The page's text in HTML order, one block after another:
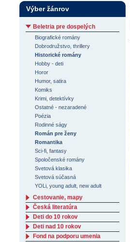
Výber žánrov
Beletria pre dospelých
Biografické romány
Dobrodružstvo, thrillery
Historické romány
Hobby - deti
Horor
Humor, satira
Komiks
Krimi, detektívky
Ostatné - nezaradené
Poézia
Rodinné ságy
Román pre ženy
Romantika
Sci-fi, fantasy
Spoločenské romány
Svetová klasika
Svetová súčasná
YOLi, young adult, new adult
Cestovanie, mapy
Česká literatúra
Deti do 10 rokov
Deti nad 10 rokov
Fond na podporu umenia